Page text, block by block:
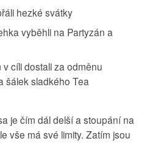
hezké svátky
vyběhli na Partyzán a
cíli dostali za odměnu
šálek sladkého Tea
je čím dál delší a stoupání na
vše má své limity. Zatím jsou